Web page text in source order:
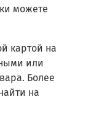
можете
картой на
или
Более
на